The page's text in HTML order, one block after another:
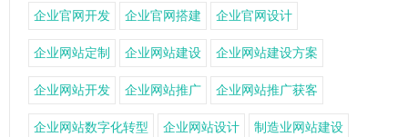
企业官网开发 企业官网搭建 企业官网设计
企业网站定制 企业网站建设 企业网站建设方案
企业网站开发 企业网站推广 企业网站推广获客
企业网站数字化转型 企业网站设计 制造业网站建设